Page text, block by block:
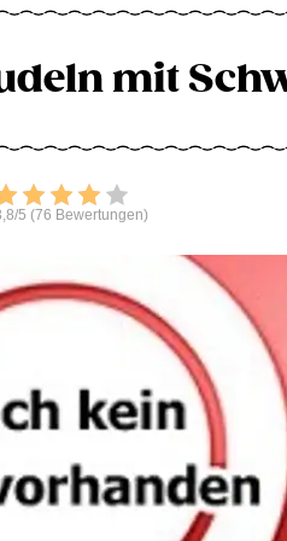
mit
Bewerten
5 (76 Bewertungen)